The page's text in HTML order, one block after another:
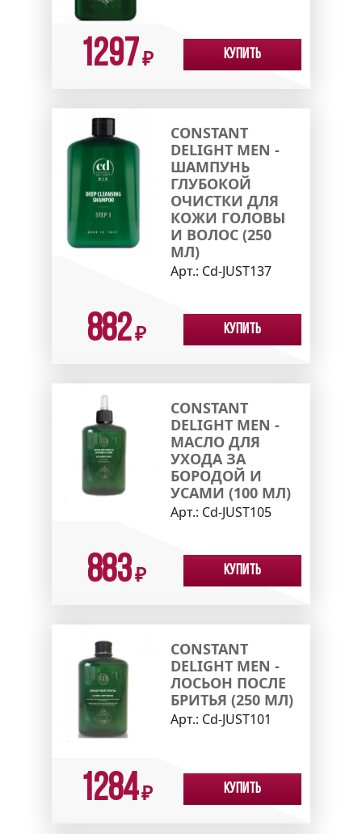
1297₽ Купить
CONSTANT
DELIGHT MEN -
ШАМПУНЬ
ГЛУБОКОЙ
ОЧИСТКИ ДЛЯ
КОЖИ ГОЛОВЫ
И ВОЛОС (250
МЛ)
Арт.: Cd-JUST137
882₽ Купить
CONSTANT
DELIGHT MEN -
МАСЛО ДЛЯ
УХОДА ЗА
БОРОДОЙ И
УСАМИ (100 МЛ)
Арт.: Cd-JUST105
883₽ Купить
CONSTANT
DELIGHT MEN -
ЛОСЬОН ПОСЛЕ
БРИТЬЯ (250 МЛ)
Арт.: Cd-JUST101
1284₽ Купить